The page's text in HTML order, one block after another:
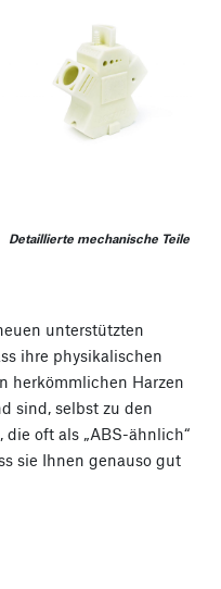
Detaillierte mechanische Teile
unterstützten
ihre physikalischen
herkömmlichen Harzen
sind, selbst zu den
oft als „ABS-ähnlich“
sie Ihnen genauso gut